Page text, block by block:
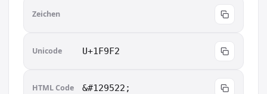
Zeichen
Unicode U+1F9F2
HTML Code &#129522;